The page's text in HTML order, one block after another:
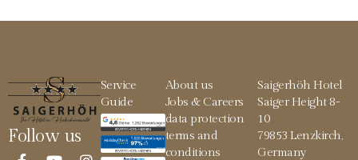
Follow us
Service
Guide
About us
Jobs & Careers
data protection
terms and
conditions
Saigerhöh Hotel
Saiger Height 8-
10
79853 Lenzkirch,
Germany